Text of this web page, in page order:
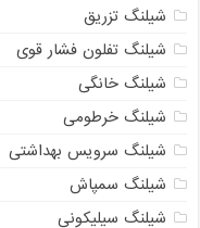
شیلنگ تزریق
شیلنگ تفلون فشار قوی
شیلنگ خانگی
شیلنگ خرطومی
شیلنگ سرویس بهداشتی
شیلنگ سمپاش
شیلنگ سیلیکونی